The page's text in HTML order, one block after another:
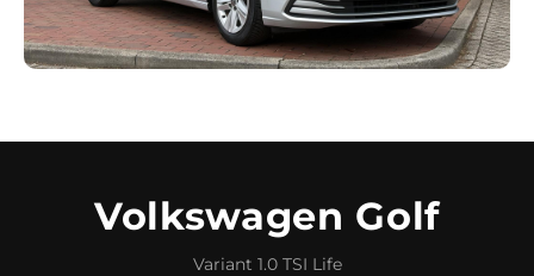
Volkswagen Golf
Variant 1.0 TSI Life